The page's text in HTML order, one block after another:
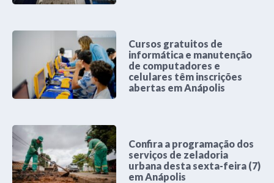
Cursos gratuitos de
informática e manutenção
de computadores e
celulares têm inscrições
abertas em Anápolis
Confira a programação dos
serviços de zeladoria
urbana desta sexta-feira (7)
em Anápolis